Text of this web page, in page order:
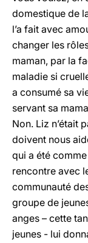
domestique de
l’a fait avec
changer les
maman, par la
maladie si
a consumé sa
servant sa
Non. Liz n’était
doivent nous
qui a été
rencontre avec
communauté
groupe de
anges – cette
jeunes - lui